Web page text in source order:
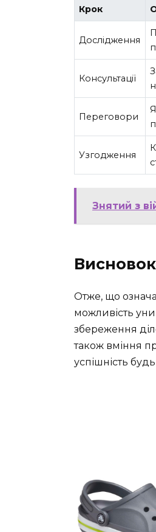
Крок
Дослідження
Консультації
Переговори
Узгодження
Знятий з
Отже, що
можливість
збереження
також вміння
успішність